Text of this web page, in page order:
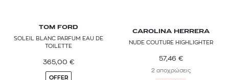
TOM FORD
SOLEIL BLANC PARFUM EAU DE
TOILETTE
365,00 €
OFFER
CAROLINA HERRERA
NUDE COUTURE HIGHLIGHTER
57,46 €
2 αποχρώσεις